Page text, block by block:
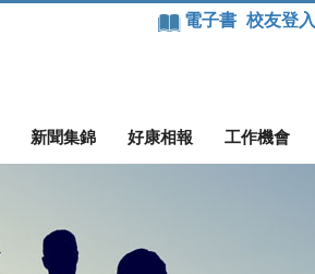
電子書 校友登入
新聞集錦 好康相報 工作機會